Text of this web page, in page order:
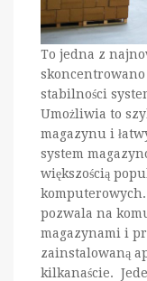
To jedna z
stabilności
Umożliwia to
magazynu i
system
większością
pozwala na
magazynami i
zainstalowaną
kilkanaście.